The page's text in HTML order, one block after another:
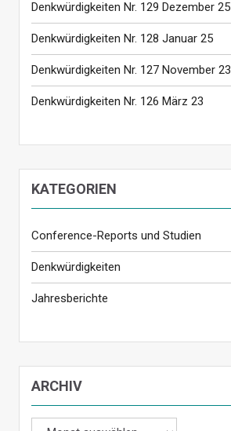
Denkwürdigkeiten Nr. 129 Dezember 25
Denkwürdigkeiten Nr. 128 Januar 25
Denkwürdigkeiten Nr. 127 November 23
Denkwürdigkeiten Nr. 126 März 23
KATEGORIEN
Conference-Reports und Studien
Denkwürdigkeiten
Jahresberichte
ARCHIV
Archiv